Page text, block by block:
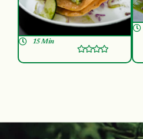
15 Min